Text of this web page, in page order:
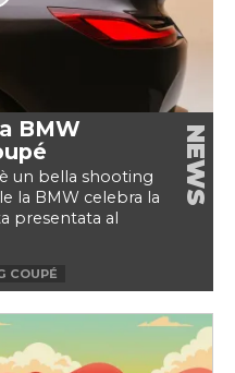
BMW
un bella shooting
la BMW celebra la
presentata al
NEWS
COUPÉ
D'ESTE